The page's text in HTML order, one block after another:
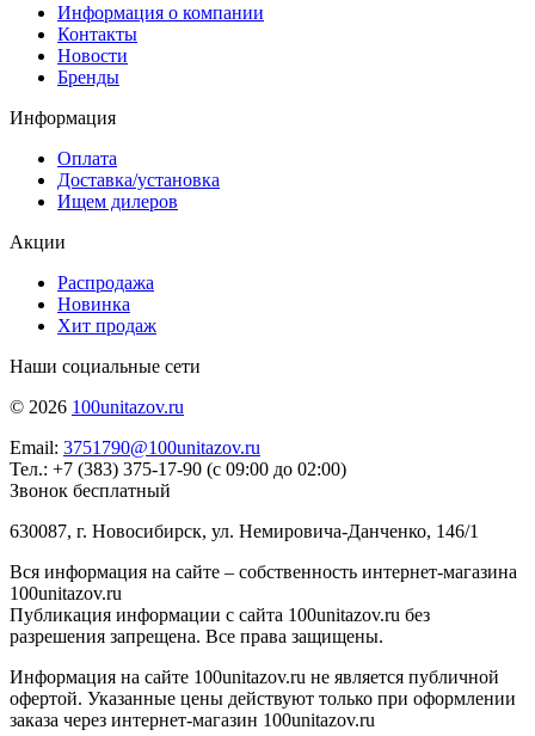
Информация о компании
Контакты
Новости
Бренды
Информация
Оплата
Доставка/установка
Ищем дилеров
Акции
Распродажа
Новинка
Хит продаж
Наши социальные сети
© 2026 100unitazov.ru
Email: 3751790@100unitazov.ru
Тел.: +7 (383) 375-17-90 (с 09:00 до 02:00)
Звонок бесплатный
630087, г. Новосибирск, ул. Немировича-Данченко, 146/1
Вся информация на сайте – собственность интернет-магазина
100unitazov.ru
Публикация информации с сайта 100unitazov.ru без
разрешения запрещена. Все права защищены.
Информация на сайте 100unitazov.ru не является публичной
офертой. Указанные цены действуют только при оформлении
заказа через интернет-магазин 100unitazov.ru